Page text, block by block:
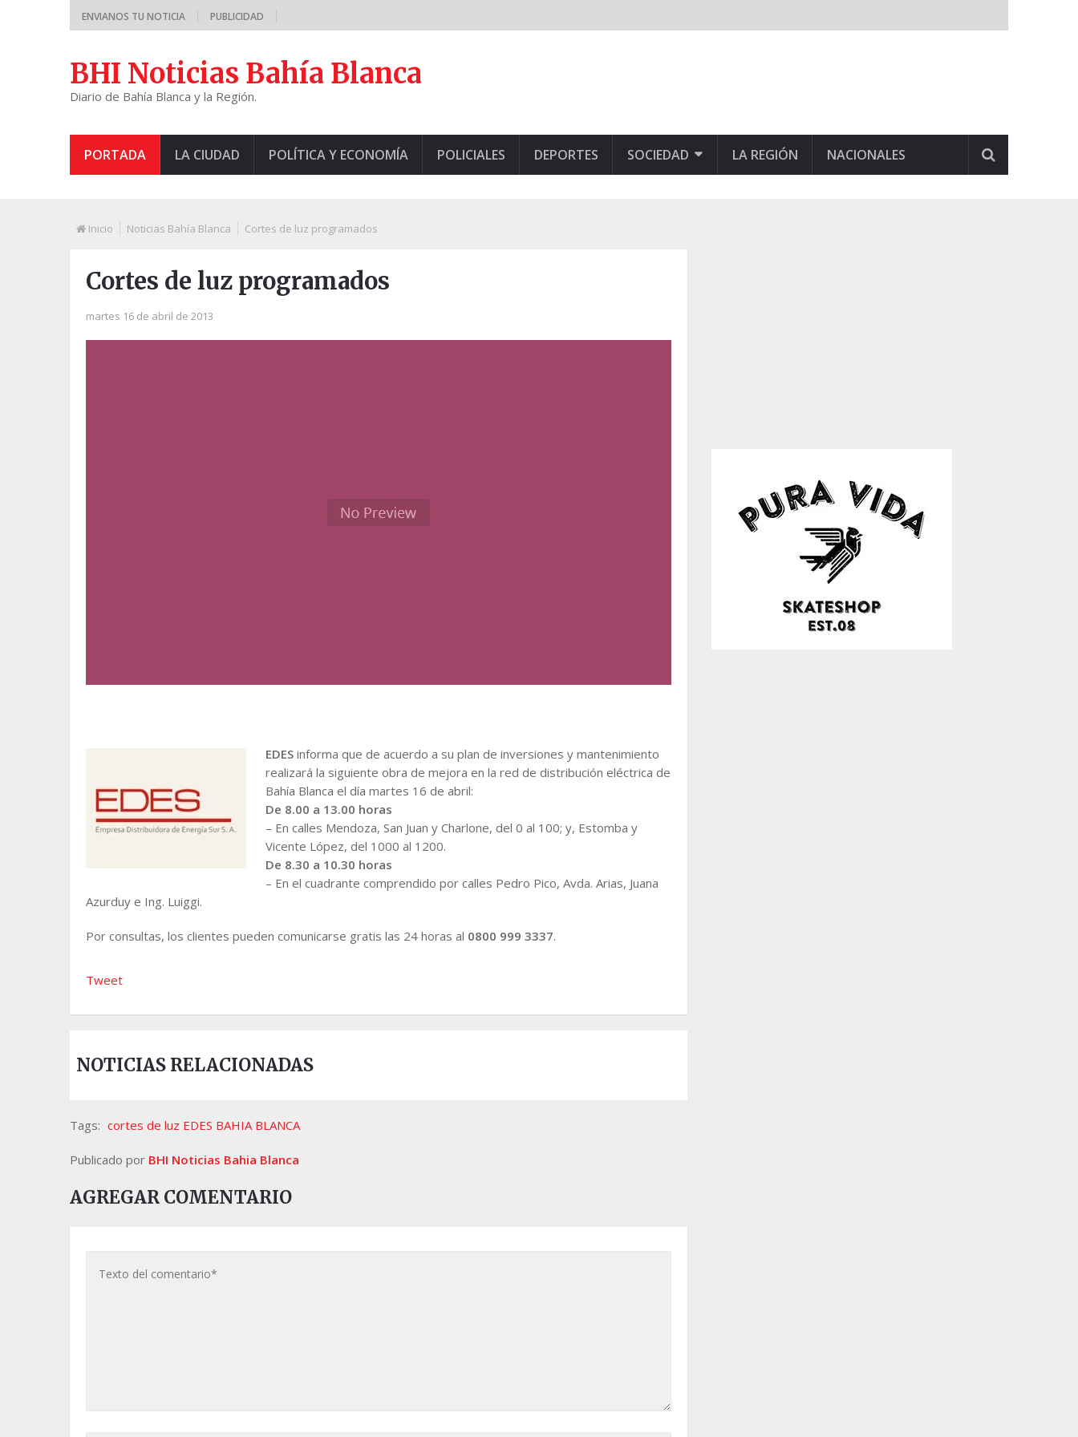
ENVIANOS TU NOTICIA PUBLICIDAD
BHI Noticias Bahía Blanca
Diario de Bahía Blanca y la Región.
PORTADA LA CIUDAD POLÍTICA Y ECONOMÍA POLICIALES DEPORTES SOCIEDAD LA REGIÓN NACIONALES
Inicio Noticias Bahía Blanca Cortes de luz programados
Cortes de luz programados
martes 16 de abril de 2013
EDESinforma que de acuerdo a su plan de inversiones y mantenimiento
realizará la siguiente obra de mejora en la red de distribución eléctrica de
Bahía Blanca el día martes 16 de abril:
De 8.00 a 13.00 horas
– En calles Mendoza, San Juan y Charlone, del 0 al 100; y, Estomba y
Vicente López, del 1000 al 1200.
De 8.30 a 10.30 horas
– En el cuadrante comprendido por calles Pedro Pico, Avda. Arias, Juana
Azurduy e Ing. Luiggi.
Por consultas, los clientes pueden comunicarse gratis las 24 horas al 0800 999 3337.
Tweet
NOTICIAS RELACIONADAS
Tags: cortes de luz EDES BAHIA BLANCA
Publicado por BHI Noticias Bahia Blanca
AGREGAR COMENTARIO